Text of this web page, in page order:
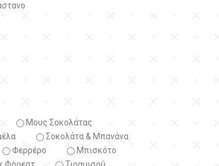
Μους Σοκολάτας
Σοκολάτα & Μπανάνα
Φερρέρο
Μπισκότο